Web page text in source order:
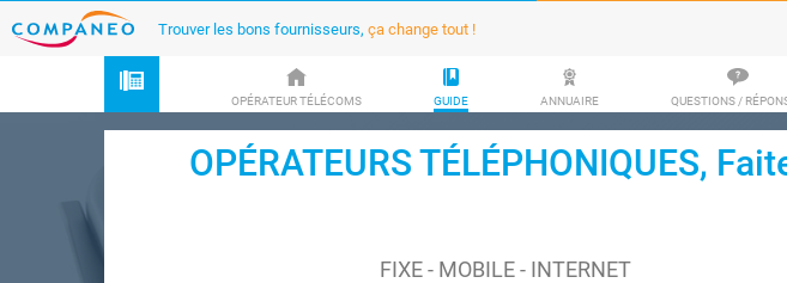
Trouver les bons fournisseurs, ça change tout !
OPÉRATEUR TÉLÉCOMS GUIDE ANNUAIRE QUESTIONS /
OPÉRATEURS TÉLÉPHONIQUES,
FIXE - MOBILE - INTERNET